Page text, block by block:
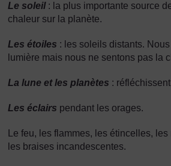
Le soleil: la plus importante source
chaleur sur la planète.
Les étoiles : les soleils distants.
lumière mais nous ne sentons pas la
La lune et les planètes :
Les éclairs pendant les orages.
Le feu, les flammes, les étincelles,
les braises incandescentes.